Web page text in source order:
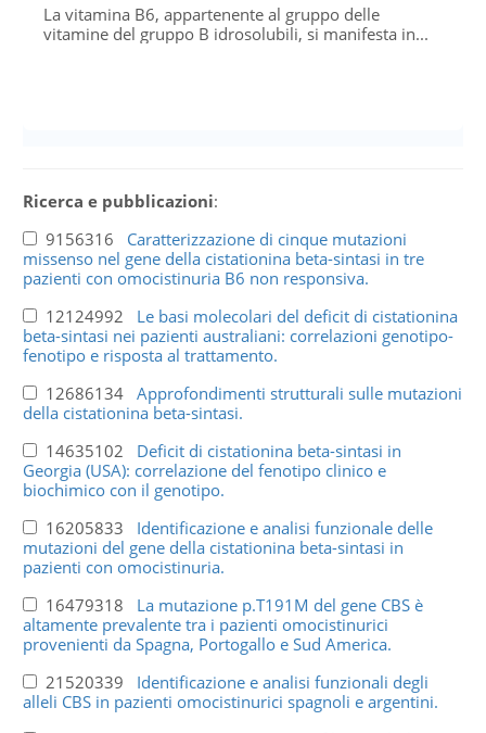
La vitamina B6, appartenente al gruppo delle
vitamine del gruppo B idrosolubili, si manifesta in...
Ricerca e pubblicazioni:
9156316 Caratterizzazione di cinque mutazioni
missenso nel gene della cistationina beta-sintasi in tre
pazienti con omocistinuria B6 non responsiva.
12124992 Le basi molecolari del deficit di cistationina
beta-sintasi nei pazienti australiani: correlazioni genotipo-
fenotipo e risposta al trattamento.
12686134 Approfondimenti strutturali sulle mutazioni
della cistationina beta-sintasi.
14635102 Deficit di cistationina beta-sintasi in
Georgia (USA): correlazione del fenotipo clinico e
biochimico con il genotipo.
16205833 Identificazione e analisi funzionale delle
mutazioni del gene della cistationina beta-sintasi in
pazienti con omocistinuria.
16479318 La mutazione p.T191M del gene CBS è
altamente prevalente tra i pazienti omocistinurici
provenienti da Spagna, Portogallo e Sud America.
21520339 Identificazione e analisi funzionali degli
alleli CBS in pazienti omocistinurici spagnoli e argentini.